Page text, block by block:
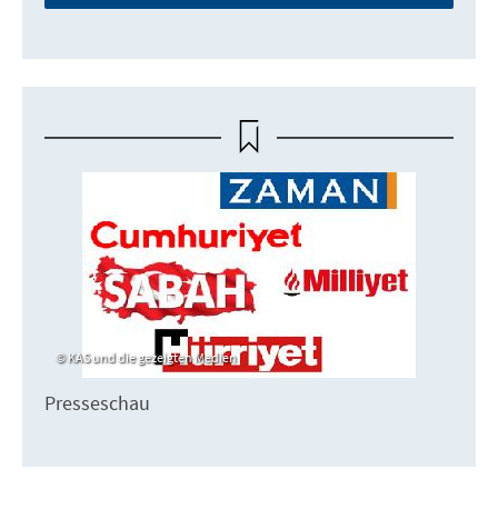
KAS und die gezeigten Medien
Presseschau